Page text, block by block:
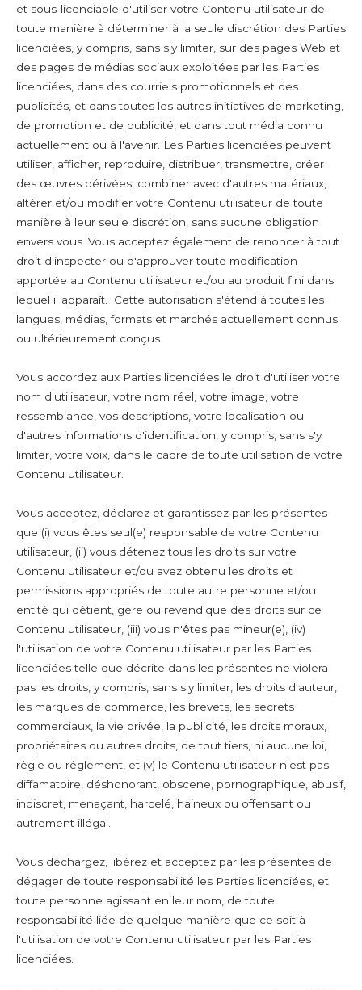
et sous-licenciable d'utiliser votre Contenu utilisateur de
toute manière à déterminer à la seule discrétion des Parties
licenciées, y compris, sans s'y limiter, sur des pages Web et
des pages de médias sociaux exploitées par les Parties
licenciées, dans des courriels promotionnels et des
publicités, et dans toutes les autres initiatives de marketing,
de promotion et de publicité, et dans tout média connu
actuellement ou à l'avenir. Les Parties licenciées peuvent
utiliser, afficher, reproduire, distribuer, transmettre, créer
des œuvres dérivées, combiner avec d'autres matériaux,
altérer et/ou modifier votre Contenu utilisateur de toute
manière à leur seule discrétion, sans aucune obligation
envers vous. Vous acceptez également de renoncer à tout
droit d'inspecter ou d'approuver toute modification
apportée au Contenu utilisateur et/ou au produit fini dans
lequel il apparaît. Cette autorisation s'étend à toutes les
langues, médias, formats et marchés actuellement connus
ou ultérieurement conçus.
Vous accordez aux Parties licenciées le droit d'utiliser votre
nom d'utilisateur, votre nom réel, votre image, votre
ressemblance, vos descriptions, votre localisation ou
d'autres informations d'identification, y compris, sans s'y
limiter, votre voix, dans le cadre de toute utilisation de votre
Contenu utilisateur.
Vous acceptez, déclarez et garantissez par les présentes
que (i) vous êtes seul(e) responsable de votre Contenu
utilisateur, (ii) vous détenez tous les droits sur votre
Contenu utilisateur et/ou avez obtenu les droits et
permissions appropriés de toute autre personne et/ou
entité qui détient, gère ou revendique des droits sur ce
Contenu utilisateur, (iii) vous n'êtes pas mineur(e), (iv)
l'utilisation de votre Contenu utilisateur par les Parties
licenciées telle que décrite dans les présentes ne violera
pas les droits, y compris, sans s'y limiter, les droits d'auteur,
les marques de commerce, les brevets, les secrets
commerciaux, la vie privée, la publicité, les droits moraux,
propriétaires ou autres droits, de tout tiers, ni aucune loi,
règle ou règlement, et (v) le Contenu utilisateur n'est pas
diffamatoire, déshonorant, obscene, pornographique, abusif,
indiscret, menaçant, harcelé, haineux ou offensant ou
autrement illégal.
Vous déchargez, libérez et acceptez par les présentes de
dégager de toute responsabilité les Parties licenciées, et
toute personne agissant en leur nom, de toute
responsabilité liée de quelque manière que ce soit à
l'utilisation de votre Contenu utilisateur par les Parties
licenciées.